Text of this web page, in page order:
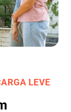
LEVE